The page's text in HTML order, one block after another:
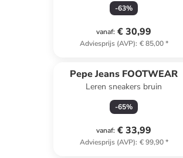
-63%
vanaf: € 30,99
Adviesprijs (AVP): € 85,00*
Pepe Jeans FOOTWEAR
Leren sneakers bruin
-65%
vanaf: € 33,99
Adviesprijs (AVP): € 99,90*